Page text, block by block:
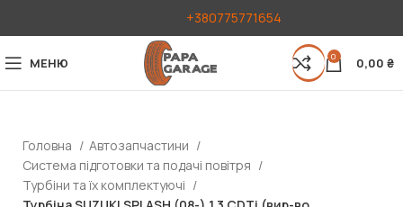
+380775771654
МЕНЮ 0 0,00 ₴
Головна
Автозапчастини
Система підготовки та подачі повітря
Турбіни та їх комплектуючі